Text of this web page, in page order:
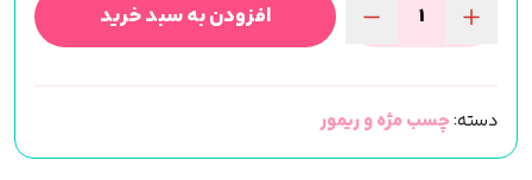
چسب
قلمی
سفید
افزودن به سبد خرید
دسته:چسب مژه و ریمور